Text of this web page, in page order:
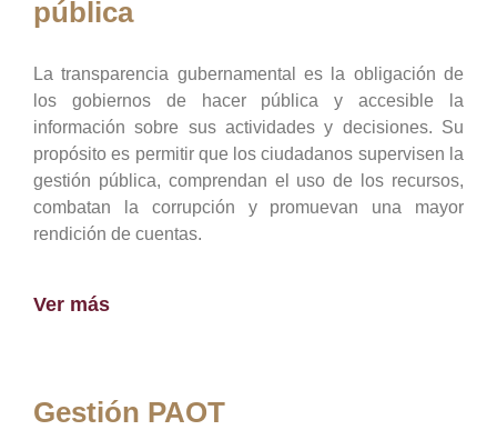
pública
La transparencia gubernamental es la obligación de
los gobiernos de hacer pública y accesible la
información sobre sus actividades y decisiones. Su
propósito es permitir que los ciudadanos supervisen la
gestión pública, comprendan el uso de los recursos,
combatan la corrupción y promuevan una mayor
rendición de cuentas.
Ver más
Gestión PAOT